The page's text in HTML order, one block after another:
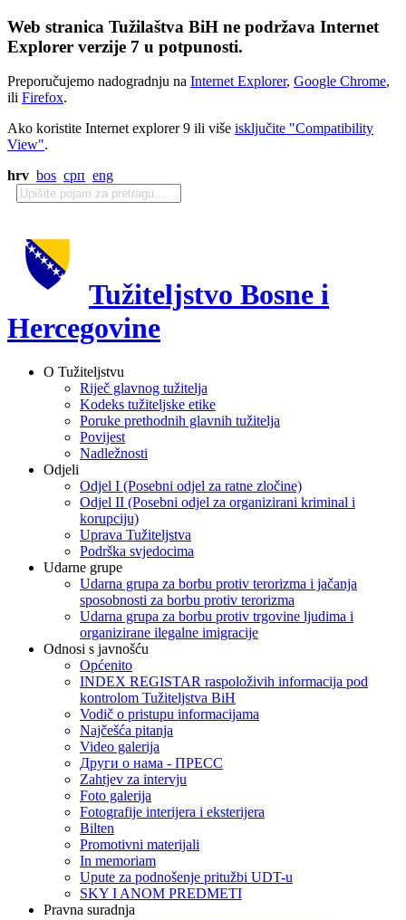
Web stranica Tužilaštva BiH ne podržava Internet
Explorer verzije 7 u potpunosti.
Preporučujemo nadogradnju na Internet Explorer, Google Chrome,
ili Firefox.
Ako koristite Internet explorer 9 ili više isključite "Compatibility
View".
hrv bos срп eng
Tužiteljstvo Bosne i
Hercegovine
O Tužiteljstvu
Riječ glavnog tužitelja
Kodeks tužiteljske etike
Poruke prethodnih glavnih tužitelja
Povijest
Nadležnosti
Odjeli
Odjel I (Posebni odjel za ratne zločine)
Odjel II (Posebni odjel za organizirani kriminal i
korupciju)
Uprava Tužiteljstva
Podrška svjedocima
Udarne grupe
Udarna grupa za borbu protiv terorizma i jačanja
sposobnosti za borbu protiv terorizma
Udarna grupa za borbu protiv trgovine ljudima i
organizirane ilegalne imigracije
Odnosi s javnošću
Općenito
INDEX REGISTAR raspoloživih informacija pod
kontrolom Tužiteljstva BiH
Vodič o pristupu informacijama
Najčešća pitanja
Video galerija
Други о нама - ПРЕСC
Zahtjev za intervju
Foto galerija
Fotografije interijera i eksterijera
Bilten
Promotivni materijali
In memoriam
Upute za podnošenje pritužbi UDT-u
SKY I ANOM PREDMETI
Pravna suradnja